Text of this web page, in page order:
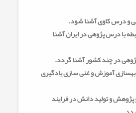
و درس کاوی آشنا شود.
با درس پژوهی در ایران آشنا
در چند کشور آشنا گردد.
آموزش و غنی سازی یادگیری
پژوهش و تولید دانش در فرایند